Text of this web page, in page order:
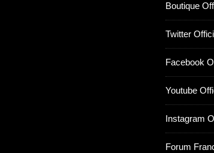
Boutique
Twitter
Facebook
Youtube
Instagram
Forum